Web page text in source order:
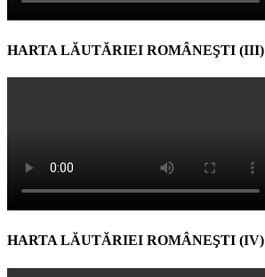
HARTA LĂUTĂRIEI ROMÂNEŞTI (III)
HARTA LĂUTĂRIEI ROMÂNEŞTI (IV)